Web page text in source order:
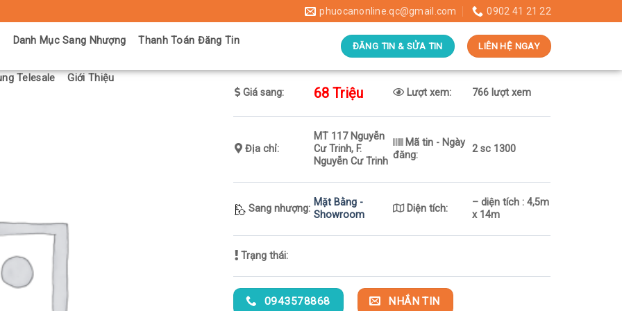
phuocanonline.qc@gmail.com 0902 41 21 22
Danh Mục Sang Nhượng Thanh Toán Đăng Tin
Telesale Giới Thiệu
ĐĂNG TIN & SỬA TIN LIÊN HỆ NGAY
Giá sang: 68 Triệu Lượt xem: 766 lượt xem
Địa chỉ:
MT 117 Nguyễn
Cư Trinh, F.
Nguyễn Cư Trinh
Mã tin - Ngày
đăng:
2 sc 1300
Sang nhượng:
Mặt Bằng -
Showroom
Diện tích:
– diện tích : 4,5m
x 14m
Trạng thái:
0943578868 NHẮN TIN